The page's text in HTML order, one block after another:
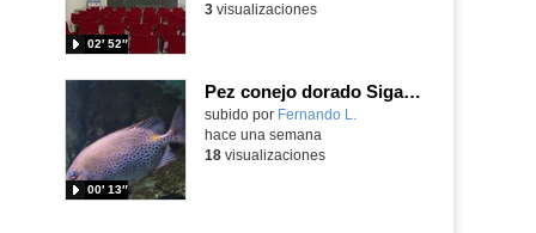
02′ 52″
3visualizaciones
Pez conejo dorado Siganus guttatus (Bloch, 1786)
Contenido educativo.
subido por Fernando L.
00′ 13″
hace una semana
18visualizaciones